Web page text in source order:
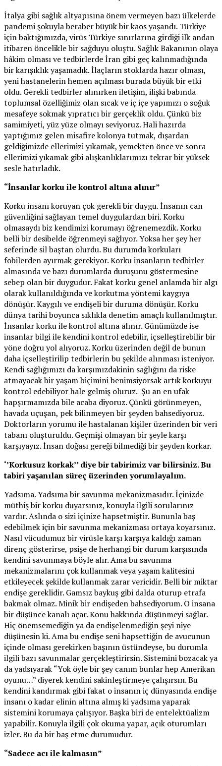
İtalya gibi sağlık altyapısına önem vermeyen bazı ülkelerde
pandemi şokuyla beraber büyük bir kaos yaşandı. Türkiye
için baktığımızda, virüs Türkiye sınırlarına girdiği ilk andan
itibaren öncelikle bir sağduyu oluştu. Sağlık Bakanının olaya
hâkim olması ve tedbirlerde İran gibi geç kalınmadığında
bir karışıklık yaşamadık. İlaçların stoklarda hazır olması,
yeni hastanelerin hemen açılması burada büyük bir etki
oldu. Gerekli tedbirler alınırken iletişim, ilişki babında
toplumsal özelliğimiz olan sıcak ve iç içe yapımızı o soğuk
mesafeye sokmak yıpratıcı bir gerçeklik oldu. Çünkü biz
samimiyeti, yüz yüze olmayı seviyoruz. Hali hazırda
yaptığımız gelen misafire kolonya tutmak, dışardan
geldiğimizde ellerimizi yıkamak, yemekten önce ve sonra
ellerimizi yıkamak gibi alışkanlıklarımızı tekrar bir yüksek
sesle hatırladık.
“İnsanlar korku ile kontrol altına alınır”
Korku insanı koruyan çok gerekli bir duygu. İnsanın can
güvenliğini sağlayan temel duygulardan biri. Korku
olmasaydı biz kendimizi korumayı öğrenemezdik. Korku
belli bir desibelde öğrenmeyi sağlıyor. Yoksa her şey her
seferinde sil baştan olurdu. Bu durumda korkuları
fobilerden ayırmak gerekiyor. Korku insanların tedbirler
almasında ve bazı durumlarda duruşunu göstermesine
sebep olan bir duygudur. Fakat korku genel anlamda bir algı
olarak kullanıldığında ve korkutma yöntemi kaygıya
dönüşür. Kaygılı ve endişeli bir duruma dönüşür. Korku
dünya tarihi boyunca sıklıkla denetim amaçlı kullanılmıştır.
İnsanlar korku ile kontrol altına alınır. Günümüzde ise
insanlar bilgi ile kendini kontrol edebilir, içselleştirebilir bir
yöne doğru yol alıyoruz. Korku üzerinden değil de bunun
daha içselleştirilip tedbirlerin bu şekilde alınması isteniyor.
Kendi sağlığımızı da karşımızdakinin sağlığını da riske
atmayacak bir yaşam biçimini benimsiyorsak artık korkuyu
kontrol edebiliyor hale gelmiş oluruz. Şu an en ufak
hapşırmamızda bile acaba diyoruz. Çünkü görünmeyen,
havada uçuşan, pek bilinmeyen bir şeyden bahsediyoruz.
Doktorların yorumu ile hastalanan kişiler üzerinden bir veri
tabanı oluşturuldu. Geçmişi olmayan bir şeyle karşı
karşıyayız. İnsan doğası gereği bilmediği bir şeyden korkar.
‘’Korkusuz korkak’’ diye bir tabirimiz var bilirsiniz. Bu
tabiri yaşanılan süreç üzerinden yorumlayalım.
Yadsıma. Yadsıma bir savunma mekanizmasıdır. İçinizde
müthiş bir korku duyarsınız, konuyla ilgili sorularınız
vardır. Aslında o sizi içinize hapsetmiştir. Bununla baş
edebilmek için bir savunma mekanizması ortaya koyarsınız.
Nasıl vücudumuz bir virüsle karşı karşıya kaldığı zaman
direnç gösterirse, psişe de herhangi bir durum karşısında
kendini savunmaya böyle alır. Ama bu savunma
mekanizmalarını çok kullanmak veya yaşam kalitesini
etkileyecek şekilde kullanmak zarar vericidir. Belli bir miktar
endişe gereklidir. Gamsız baykuş gibi dalda oturup etrafa
bakmak olmaz. Minik bir endişeden bahsediyorum. O insana
bir düşünce kanalı açar. Konu hakkında düşünmeyi sağlar.
Hiç önemsemediğin ya da endişelenmediğin şeyi niye
düşünesin ki. Ama bu endişe seni hapsettiğin de avucunun
içinde olması gerekirken başının üstündeyse, bu durumla
ilgili bazı savunmalar gerçekleştirirsin. Sistemini bozacak ya
da yadsıyarak “Yok öyle bir şey canım bunlar hep Amerikan
oyunu…” diyerek kendini sakinleştirmeye çalışırsın. Bu
kendini kandırmak gibi fakat o insanın iç dünyasında endişe
insanı o kadar elinin altına almış ki yadsıma yaparak
sistemini korumaya çalışıyor. Başka biri de entelektüalizm
yapabilir. Konuyla ilgili çok okuma yapar, açık oturumları
izler. Bu da bir baş etme durumudur.
“Sadece acı ile kalmasın”